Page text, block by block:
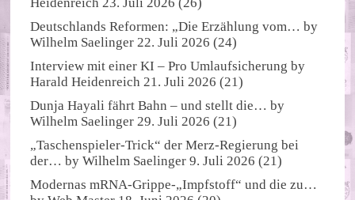
Heidenreich 23. Juli 2026 (26)
Deutschlands Reformen: „Die Erzählung vom… by
Wilhelm Saelinger 22. Juli 2026 (24)
Interview mit einer KI – Pro Umlaufsicherung by
Harald Heidenreich 21. Juli 2026 (21)
Dunja Hayali fährt Bahn – und stellt die… by
Wilhelm Saelinger 29. Juli 2026 (21)
„Taschenspieler-Trick“ der Merz-Regierung bei
der… byWilhelm Saelinger 9. Juli 2026 (21)
Modernas mRNA-Grippe-„Impfstoff“ und die zu…